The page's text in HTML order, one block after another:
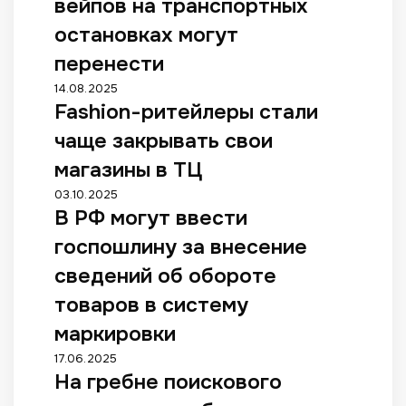
»
н
а
п
р
и
т
1
,
1
л
р
р
у
б
р
е
н
а
п
о
д
а
ж
у
а
б
к
а
и
в
е
вейпов на транспортных
остановках могут
перенести
F
a
h
i
n
-
р
т
е
й
л
е
р
ы
14.08.2025
Fashion-ритейлеры стали
чаще закрывать свои
магазины в ТЦ
В
Р
м
о
у
т
в
е
03.10.2025
В РФ могут ввести
госпошлину за внесение
сведений об обороте
товаров в систему
маркировки
Н
а
17.06.2025
На гребне поискового